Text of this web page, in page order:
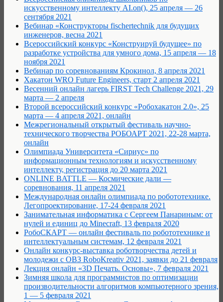
искусственному интеллекту AI.on(), 25 апреля — 26
сентября 2021
Вебинар «Конструкторы fischertechnik для будущих
инженеров, весна 2021
Всероссийский конкурс «Конструируй будущее» по
разработке устройства для умного дома, 15 апреля — 18
ноября 2021
Вебинар по соревнованиям Крокинол, 8 апреля 2021
Хакатон WRO Future Engineers, старт 2 апреля 2021
Весенний онлайн лагерь FIRST Tech Challenge 2021, 29
марта — 2 апреля
Второй всероссийский конкурс «Робохакатон 2.0», 25
марта — 4 апреля 2021, онлайн
Межрегиональный открытый фестиваль научно-
технического творчества РОБОАРТ 2021, 22-28 марта,
онлайн
Олимпиада Университета «Сириус» по
информационным технологиям и искусственному
интеллекту, регистрация до 20 марта 2021
ONLINE BATTLE — Космические дали —
соревнования, 11 апреля 2021
Международная онлайн олимпиада по робототехнике.
Легопроектирование, 17-24 февраля 2021
Занимательная информатика с Сергеем Панариным: от
нулей и единиц до Minecraft, 13 февраля 2020
РобоCКАРТ — онлайн фестиваль по робототехнике и
интеллектуальным системам, 12 февраля 2021
Онлайн конкурс-выставка роботворчества детей и
молодежи с ОВЗ RoboKreativ 2021, заявки до 21 февраля
Лекция онлайн «3D Печать. Основы», 7 февраля 2021
Зимняя школа для программистов по оптимизации
производительности алгоритмов компьютерного зрения,
1 — 5 февраля 2021